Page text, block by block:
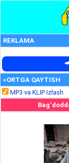
REKLAMA
«ORTGA QAYTISH
MP3 va KLIP Izlash